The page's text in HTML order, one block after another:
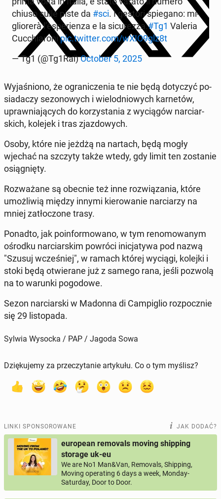
chiuso sulle piste da #sci. I gestori spie­ga­no: mi­
glio­re­rà l’espe­rien­za e la si­cu­rez­za.#Tg1 Valeria
Cuc­chia­ro­nipic.twitter.com/wXIO9glz8t
— Tg1 (@Tg1Rai)October 5, 2025
Wy­ja­śnio­no, że ogra­ni­cze­nia te nie będą do­ty­czyć po­
sia­da­czy se­zo­no­wych i wie­lo­dnio­wych kar­ne­tów,
upraw­nia­ją­cych do ko­rzy­sta­nia z wy­cią­gów nar­ciar­
skich, kolejek i tras zjaz­do­wych.
Osoby, które nie jeżdżą na nartach, będą mogły
wjechać na szczyty także wtedy, gdy limit ten zo­sta­nie
osią­gnię­ty.
Roz­wa­ża­ne są obecnie też inne roz­wią­za­nia, które
umoż­li­wią między innymi kie­ro­wa­nie nar­cia­rzy na
mniej za­tło­czo­ne trasy.
Ponadto, jak po­in­for­mo­wa­no, w tym re­no­mo­wa­nym
ośrodku nar­ciar­skim powróci ini­cja­ty­wa pod nazwą
"Szusuj wcze­śniej", w ramach której wyciągi, kolejki i
stoki będą otwie­ra­ne już z samego rana, jeśli pozwolą
na to warunki po­go­do­we.
Sezon nar­ciar­ski w Madonna di Cam­pi­glio roz­pocz­nie
się 29 li­sto­pa­da.
Sylwia Wysocka / PAP / Jagoda Sowa
Dziękujemy za przeczytanie artykułu. Co o tym myślisz?
LINKI SPONSOROWANE JAK DODAĆ?
european removals moving shipping
storage uk-eu
We are No1 Man&Van, Removals, Shipping,
Moving operating 6 days a week, Monday-
Saturday, Door to Door.